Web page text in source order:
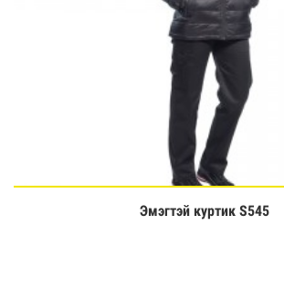
Үзэх
Эмэгтэй куртик S545